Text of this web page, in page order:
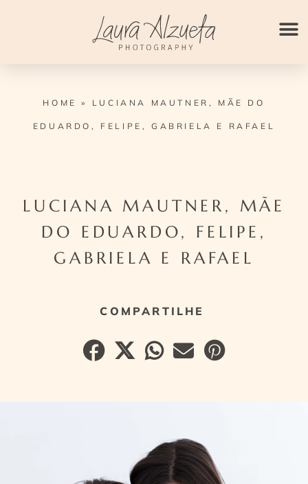
HOME » LUCIANA MAUTNER, MÃE DO
EDUARDO, FELIPE, GABRIELA E RAFAEL
LUCIANA MAUTNER, MÃE
DO EDUARDO, FELIPE,
GABRIELA E RAFAEL